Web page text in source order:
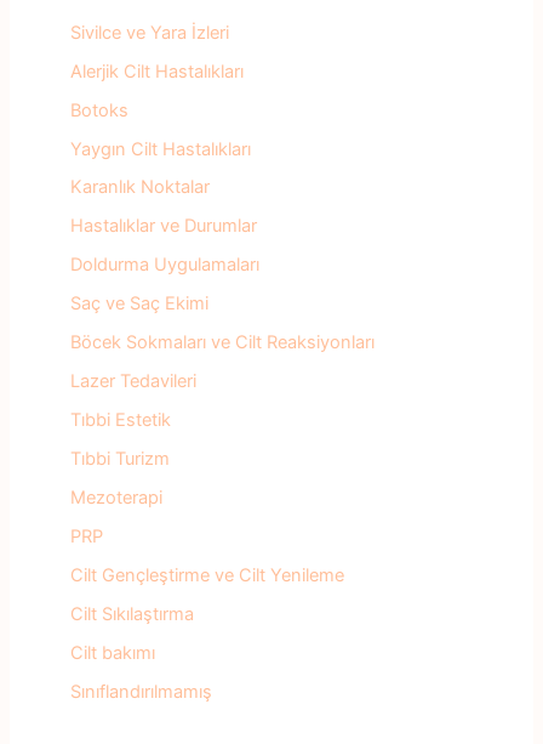
Sivilce ve Yara İzleri
Alerjik Cilt Hastalıkları
Botoks
Yaygın Cilt Hastalıkları
Karanlık Noktalar
Hastalıklar ve Durumlar
Doldurma Uygulamaları
Saç ve Saç Ekimi
Böcek Sokmaları ve Cilt Reaksiyonları
Lazer Tedavileri
Tıbbi Estetik
Tıbbi Turizm
Mezoterapi
PRP
Cilt Gençleştirme ve Cilt Yenileme
Cilt Sıkılaştırma
Cilt bakımı
Sınıflandırılmamış